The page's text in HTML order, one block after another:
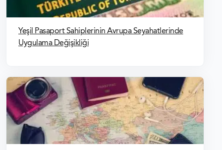
Yeşil Pasaport Sahiplerinin Avrupa Seyahatlerinde
Uygulama Değişikliği